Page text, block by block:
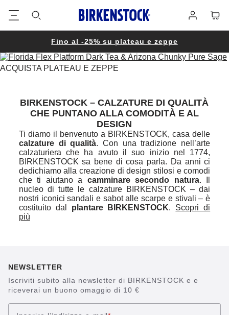
Fino al -25% su plateau e zeppe
ACQUISTA PLATEAU E ZEPPE
BIRKENSTOCK – CALZATURE DI QUALITÀ
CHE PUNTANO ALLA COMODITÀ E AL
DESIGN
Ti diamo il benvenuto a BIRKENSTOCK, casa delle
calzature di qualità. Con una tradizione nell’arte
calzaturiera che ha avuto il suo inizio nel 1774,
BIRKENSTOCK sa bene di cosa parla. Da anni ci
dedichiamo alla creazione di design stilosi e comodi
che ti aiutano a camminare secondo natura. Il
nucleo di tutte le calzature BIRKENSTOCK – dai
nostri iconici sandali e sabot alle scarpe e stivali – è
costituito dal plantare BIRKENSTOCK. Scopri di
più
pagina
NEWSLETTER
Iscriviti subito alla newsletter di BIRKENSTOCK e e
riceverai un buono omaggio di 10 €